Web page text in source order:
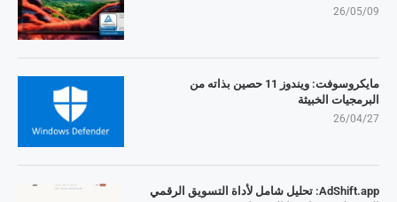
26/05/09
مايكروسوفت: ويندوز 11 حصين بذاته من
البرمجيات الخبيثة
26/04/27
AdShift.app: تحليل شامل لأداة التسويق الرقمي